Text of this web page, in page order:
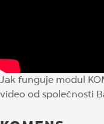
Jak funguje modul
video od společnosti